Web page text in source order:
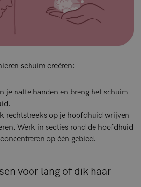
schuim creëren:
je natte handen en breng het schuim
rechtstreeks op je hoofdhuid wrijven
Werk in secties rond de hoofdhuid
op één gebied.
voor lang of dik haar